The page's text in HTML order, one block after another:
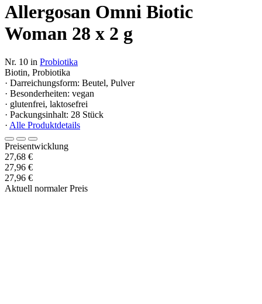
Allergosan Omni Biotic
Woman 28 x 2 g
Nr. 10 in Probiotika
Biotin, Probiotika
· Darreichungsform: Beutel, Pulver
· Besonderheiten: vegan
· glutenfrei, laktosefrei
· Packungsinhalt: 28 Stück
· Alle Produktdetails
Preisentwicklung
27,68 €
27,96 €
27,96 €
Aktuell normaler Preis